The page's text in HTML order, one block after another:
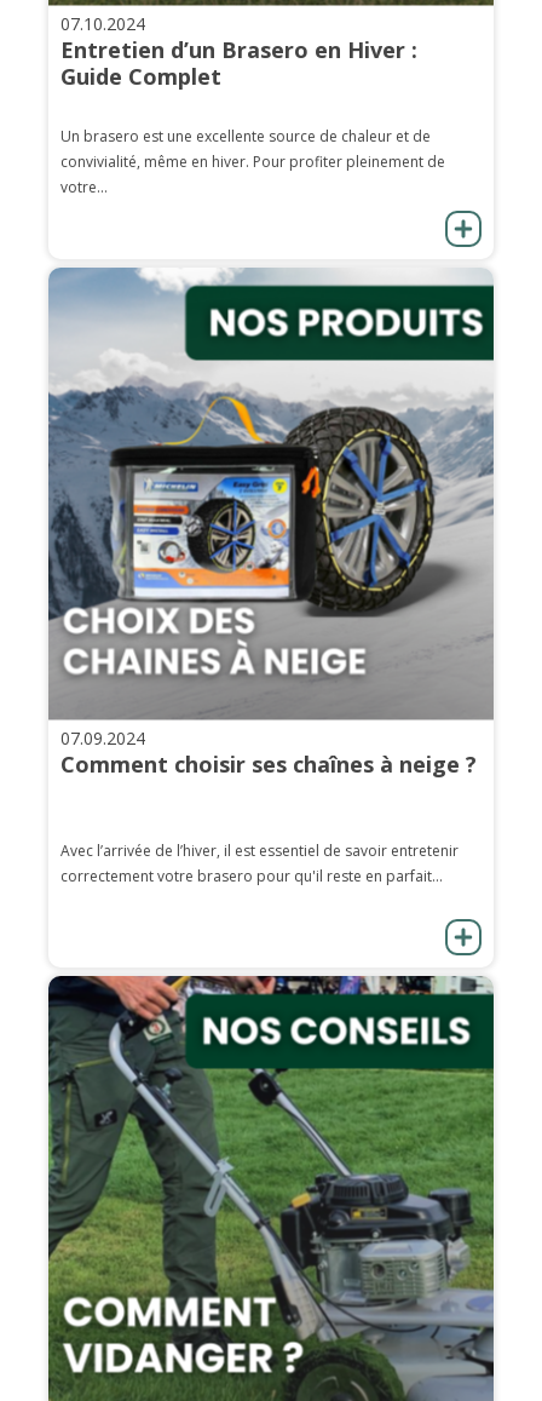
07.10.2024
Entretien d’un Brasero en Hiver :
Guide Complet
Un brasero est une excellente source de chaleur et de
convivialité, même en hiver. Pour profiter pleinement de
votre...
07.09.2024
Comment choisir ses chaînes à neige ?
Avec l’arrivée de l’hiver, il est essentiel de savoir entretenir
correctement votre brasero pour qu'il reste en parfait...